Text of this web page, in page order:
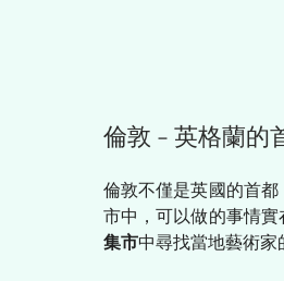
倫敦 - 英格蘭的
倫敦不僅是英國的首
市中，可以做的事情
集市中尋找當地藝術